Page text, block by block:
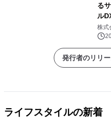
る
ル
株式
発行者のリリ
ライフスタイルの新着